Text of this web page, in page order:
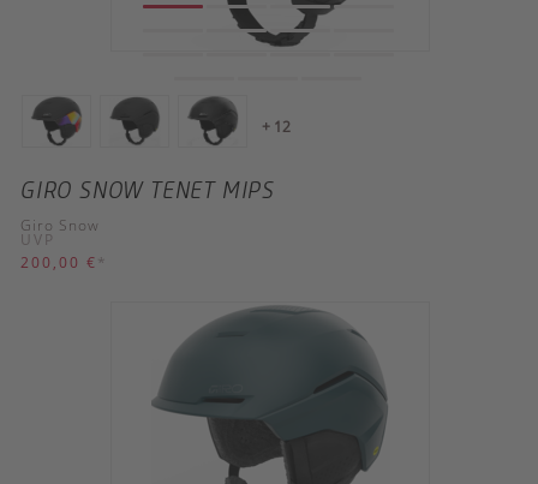
+ 12
GIRO SNOW TENET MIPS
Giro Snow
UVP
200,00 € *